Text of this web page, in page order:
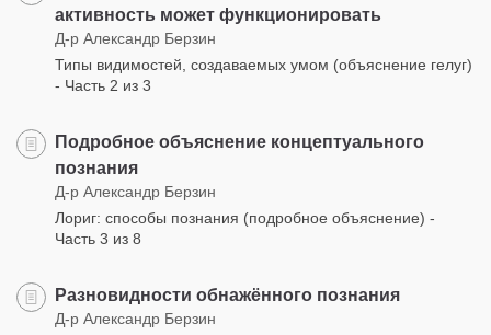
активность может функционировать
Д-р Александр Берзин
Типы видимостей, создаваемых умом (объяснение гелуг)
- Часть 2 из 3
Подробное объяснение концептуального
познания
Д-р Александр Берзин
Лориг: способы познания (подробное объяснение) -
Часть 3 из 8
Разновидности обнажённого познания
Д-р Александр Берзин